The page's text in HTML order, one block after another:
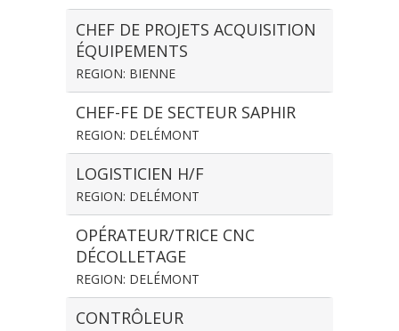
CHEF DE PROJETS ACQUISITION
ÉQUIPEMENTS
REGION: BIENNE
CHEF-FE DE SECTEUR SAPHIR
REGION: DELÉMONT
LOGISTICIEN H/F
REGION: DELÉMONT
OPÉRATEUR/TRICE CNC
DÉCOLLETAGE
REGION: DELÉMONT
CONTRÔLEUR